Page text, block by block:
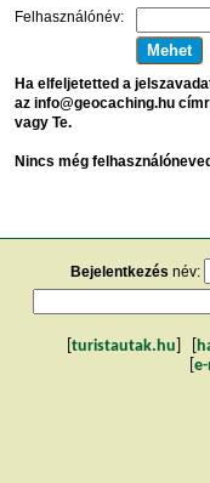
Felhasználónév:
Ha elfeljetetted a
az info@geocaching.hu
vagy Te.
Nincs még
Bejelentkezés név:
turistautak.hu
e-